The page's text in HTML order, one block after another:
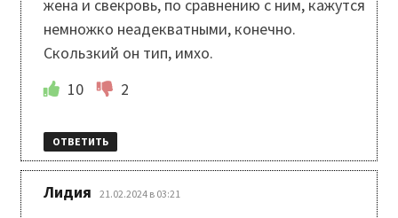
жена и свекровь, по сравнению с ним, кажутся
немножко неадекватными, конечно.
Скользкий он тип, имхо.
10
2
ОТВЕТИТЬ
Лидия 21.02.2024 в 03:21